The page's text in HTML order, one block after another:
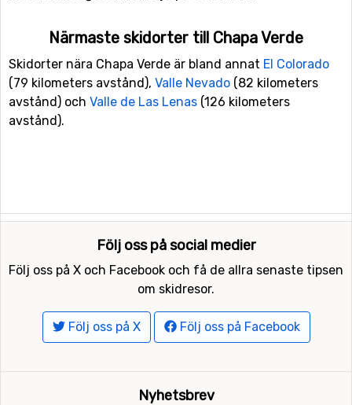
Närmaste skidorter till Chapa Verde
Skidorter nära Chapa Verde är bland annat El Colorado
(79 kilometers avstånd), Valle Nevado (82 kilometers
avstånd) och Valle de Las Lenas (126 kilometers
avstånd).
Följ oss på social medier
Följ oss på X och Facebook och få de allra senaste tipsen
om skidresor.
Följ oss på X Följ oss på Facebook
Nyhetsbrev